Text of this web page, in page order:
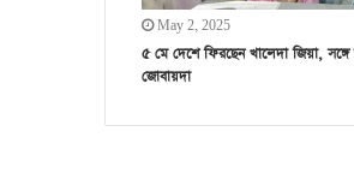
May 2, 2025
৫ মে দেশে ফিরছেন খালেদা জিয়া,
জোবায়দা